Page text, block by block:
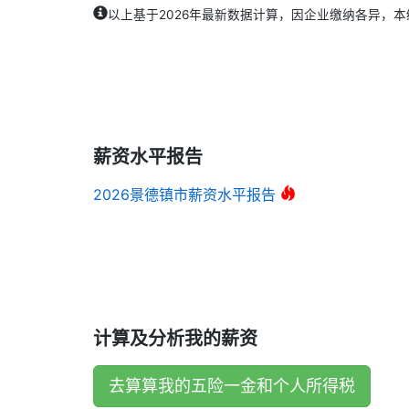
以上基于2026年最新数据计算，因企业缴纳各异，本
薪资水平报告
2026景德镇市薪资水平报告
计算及分析我的薪资
去算算我的五险一金和个人所得税